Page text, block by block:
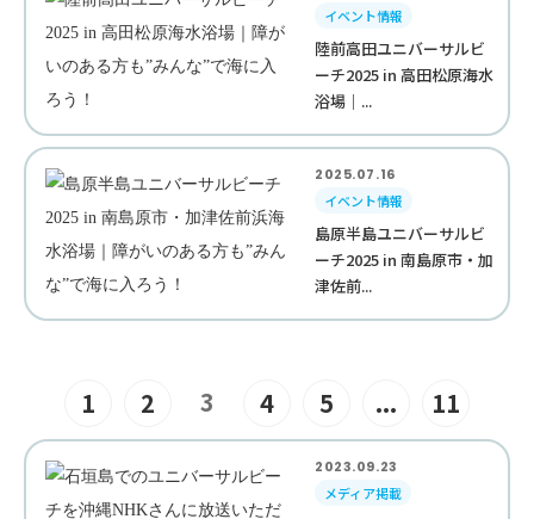
イベント情報
陸前高田ユニバーサルビ
ーチ2025 in 高田松原海水
浴場｜...
2025.07.16
イベント情報
島原半島ユニバーサルビ
ーチ2025 in 南島原市・加
津佐前...
1 2 3 4 5 ... 11
2023.09.23
メディア掲載